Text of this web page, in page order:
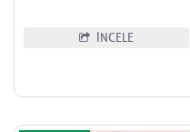
İNCELE